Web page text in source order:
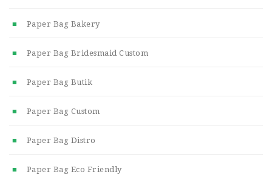
Paper Bag Bakery
Paper Bag Bridesmaid Custom
Paper Bag Butik
Paper Bag Custom
Paper Bag Distro
Paper Bag Eco Friendly